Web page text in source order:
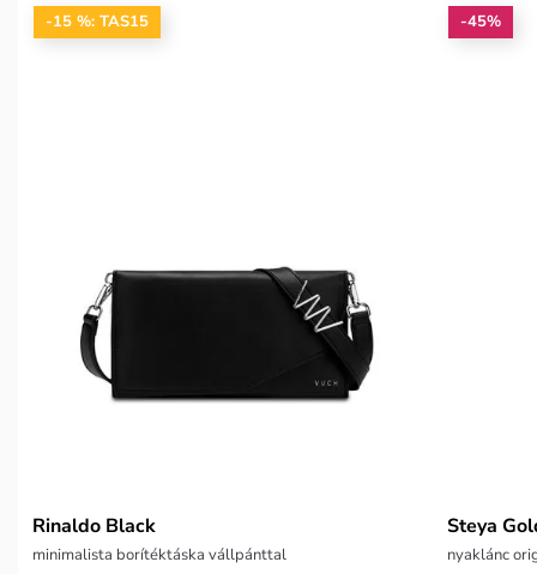
-15 %: TAS15
Rinaldo Black
minimalista borítéktáska vállpánttal
-45%
Steya
nyaklánc